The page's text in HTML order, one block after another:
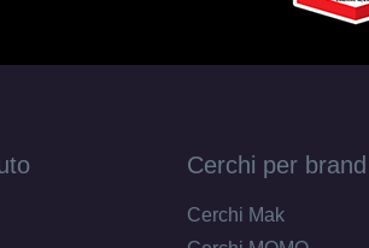
Cerchi per brand
Cerchi Mak